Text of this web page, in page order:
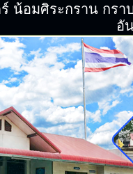
น้อมศิระกราน ก
อั